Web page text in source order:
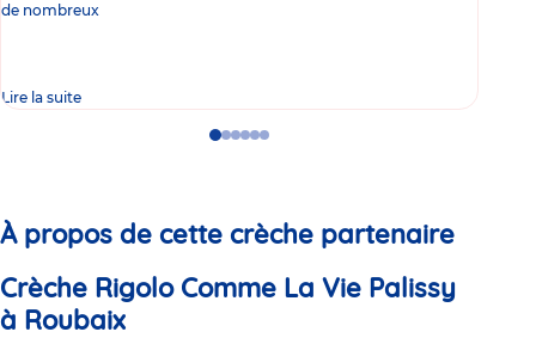
de nombreux
Lire la suite
GoGoGoGo
GoGo
À propos de cette crèche partenaire
Crèche Rigolo Comme La Vie Palissy
à Roubaix